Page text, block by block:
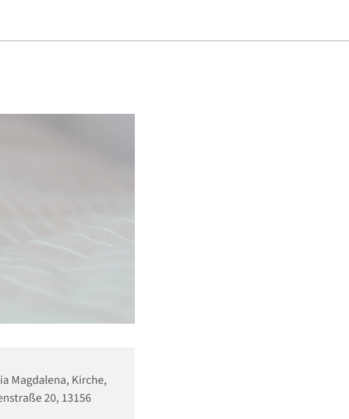
Magdalena, Kirche,
20, 13156